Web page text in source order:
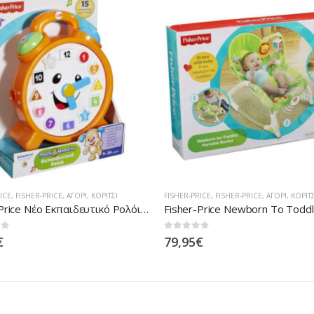
, FISHER-PRICE, ΑΓΌΡΙ, ΚΟΡΊΤΣΙ
Fisher-Price Newborn To Toddler – Ριλάξ/Κούνια BCD28
FISHER-PRICE, FISHER-PRICE, ΑΓΌΡΙ,
0out of 5
39,95€